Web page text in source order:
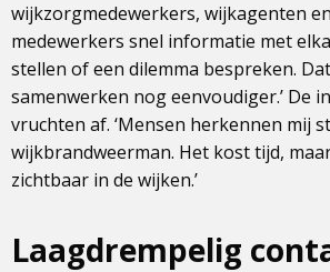
wijkzorgmedewerkers, wijkagenten
medewerkers snel informatie met
stellen of een dilemma bespreken.
samenwerken nog eenvoudiger.’ De
vruchten af. ‘Mensen herkennen mij
wijkbrandweerman. Het kost tijd,
zichtbaar in de wijken.’
Laagdrempelig